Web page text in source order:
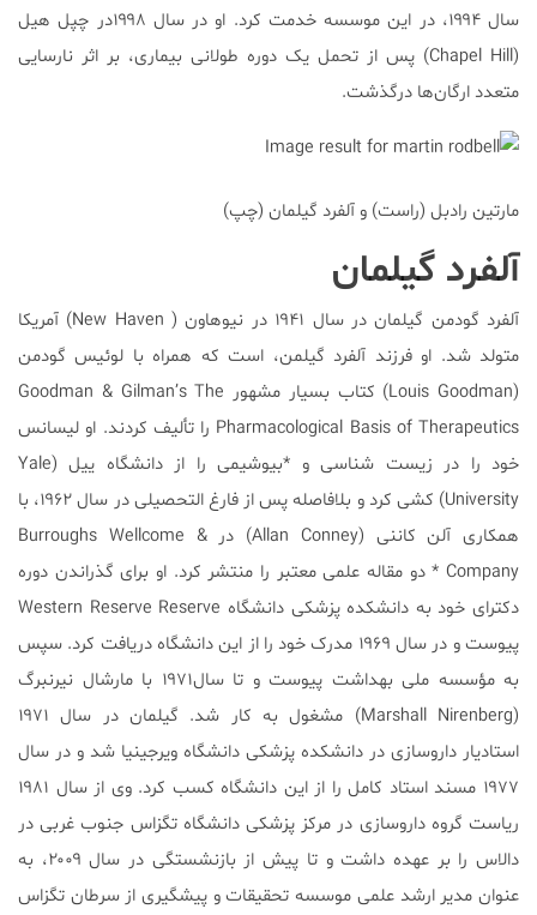
سال ۱۹۹۴، در این موسسه خدمت کرد. او در سال ۱۹۹۸در چپل هیل
(Chapel Hill) پس از تحمل یک دوره طولانی بیماری، بر اثر نارسایی
متعدد ارگان‌ها درگذشت.
مارتین رادبل (راست) و آلفرد گیلمان (چپ)
آلفرد گیلمان
آلفرد گودمن گیلمان در سال ۱۹۴۱ در نیوهاون ( New Haven) آمریکا
متولد شد. او فرزند آلفرد گیلمن، است که همراه با لوئیس گودمن
(Louis Goodman) کتاب بسیار مشهور Goodman & Gilman’s The
Pharmacological Basis of Therapeutics را تألیف کردند. او لیسانس
خود را در زیست شناسی و *بیوشیمی را از دانشگاه ییل (Yale
University) کشی کرد و بلافاصله پس از فارغ التحصیلی در سال ۱۹۶۲، با
همکاری آلن کاننی (Allan Conney) در Burroughs Wellcome &
Company * دو مقاله علمی معتبر را منتشر کرد. او برای گذراندن دوره
دکترای خود به دانشکده پزشکی دانشگاه Western Reserve Reserve
پیوست و در سال ۱۹۶۹ مدرک خود را از این دانشگاه دریافت کرد. سپس
به مؤسسه ملی بهداشت پیوست و تا سال‌۱۹۷۱ با مارشال نیرنبرگ
(Marshall Nirenberg) مشغول به کار شد. گیلمان در سال ۱۹۷۱
استادیار داروسازی در دانشکده پزشکی دانشگاه ویرجینیا شد و در سال
۱۹۷۷ مسند استاد کامل را از این دانشگاه کسب کرد. وی از سال ۱۹۸۱
ریاست گروه داروسازی در مرکز پزشکی دانشگاه تگزاس جنوب غربی در
دالاس را بر عهده داشت و تا پیش از بازنشستگی در سال ۲۰۰۹، به
عنوان مدیر ارشد علمی موسسه تحقیقات و پیشگیری از سرطان تگزاس